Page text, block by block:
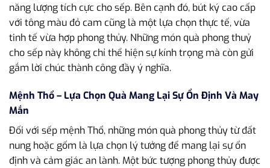
năng lượng tích cực cho sếp. Bên cạnh đó, bút ký cao cấp
với tông màu đỏ cam cũng là một lựa chọn thực tế, vừa
tinh tế vừa hợp phong thủy. Những món quà phong thuỷ
cho sếp này không chỉ thể hiện sự kính trọng mà còn gửi
gắm lời chúc thành công đầy ý nghĩa.
Mệnh Thổ – Lựa Chọn Quà Mang Lại Sự Ổn Định Và May
Mắn
Đối với sếp mệnh Thổ, những món quà phong thủy từ đất
nung hoặc gốm là lựa chọn lý tưởng để mang lại sự ổn
định và cảm giác an lành. Một bức tượng phong thủy được